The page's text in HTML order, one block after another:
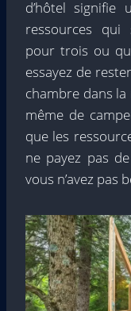
d’hôtel
ressources qui
pour trois ou
essayez de
chambre dans la
même de
que les
ne payez pas
vous n’avez pas